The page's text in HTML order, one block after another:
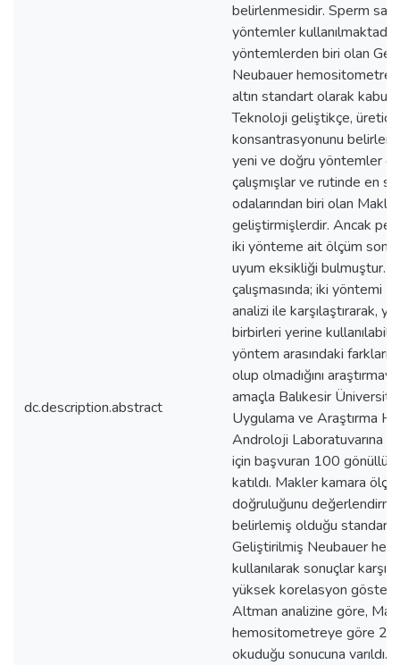
dc.description.abstract
belirlenmesidir. Sperm
yöntemler
yöntemlerden biri olan
Neubauer hemositometre,
altın standart olarak kabul
Teknoloji geliştikçe,
konsantrasyonunu
yeni ve doğru yöntemler
çalışmışlar ve rutinde en
odalarından biri olan
geliştirmişlerdir. Ancak pek
iki yönteme ait ölçüm
uyum eksikliği bulmuştur.
çalışmasında; iki yöntemi
analizi ile karşılaştırarak,
birbirleri yerine
yöntem arasındaki
olup olmadığını
amaçla Balıkesir
Uygulama ve Araştırma
Androloji Laboratuvarına
için başvuran 100 gönüllü
katıldı. Makler kamara
doğruluğunu
belirlemiş olduğu standart
Geliştirilmiş Neubauer
kullanılarak sonuçlar
yüksek korelasyon
Altman analizine göre,
hemositometreye göre
okuduğu sonucuna varıldı.